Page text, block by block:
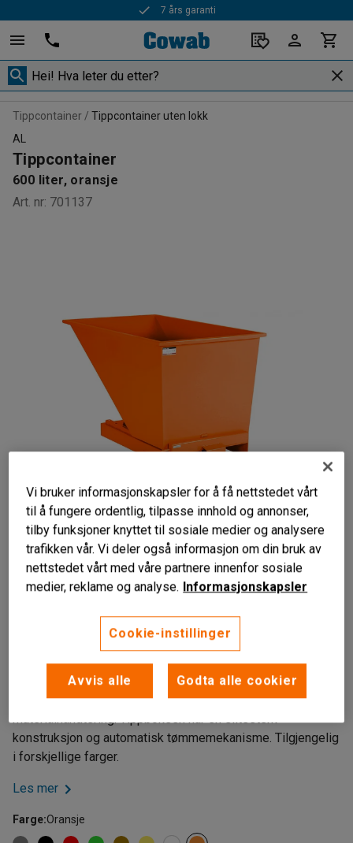
Rask levering
Tippcontainer
Tippcontainer uten lokk
AL
Tippcontainer
600 liter, oransje
Art. nr: 701137
Liknende produkter
Effektiv avfalls- og materialhåndtering
Automatisk tømmemekanisme
Fargekodet for enkel sortering
Robust tippbeholder som letter avfallssortering og
materialhåndtering. Tippboksen har en slitesterk
konstruksjon og automatisk tømmemekanisme. Tilgjengelig
i forskjellige farger.
Les mer
Farge:Oransje
Vi bruker informasjonskapsler for å få nettstedet vårt
til å fungere ordentlig, tilpasse innhold og annonser,
tilby funksjoner knyttet til sosiale medier og analysere
trafikken vår. Vi deler også informasjon om din bruk av
nettstedet vårt med våre partnere innenfor sosiale
medier, reklame og analyse. Informasjonskapsler
Cookie-instillinger
Avvis alle Godta alle cookier